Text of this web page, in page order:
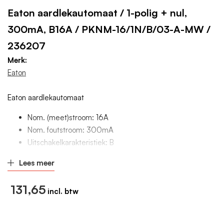
Eaton aardlekautomaat / 1-polig + nul,
300mA, B16A / PKNM-16/1N/B/03-A-MW /
236207
Merk:
Eaton
131,65
Eaton aardlekautomaat
Nom. (meet)stroom: 16A
Nom. foutstroom: 300mA
Uitschakelkarakteristiek: B
Breedte in module-eenheden: 2
Lees meer